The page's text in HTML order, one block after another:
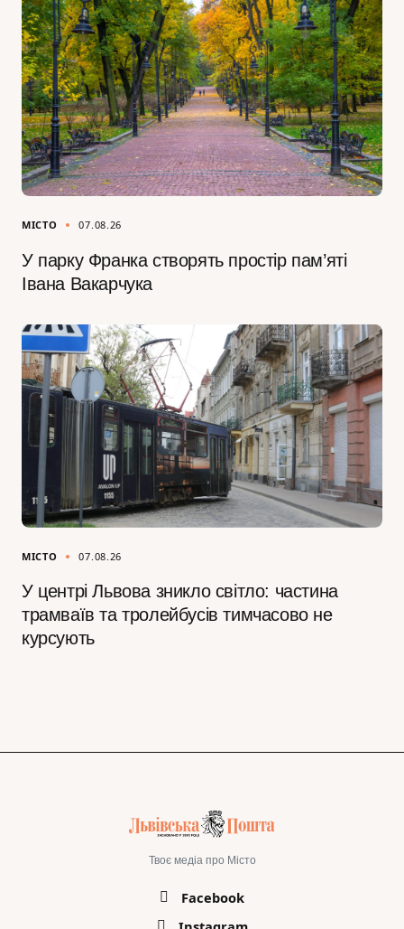
МІСТО 07.08.26
У парку Франка створять простір пам’яті
Івана Вакарчука
МІСТО 07.08.26
У центрі Львова зникло світло: частина
трамваїв та тролейбусів тимчасово не
курсують
Твоє медіа про Місто
Facebook